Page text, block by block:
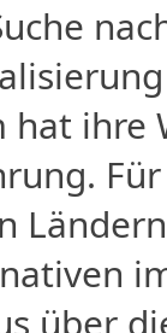
hat ihre
über